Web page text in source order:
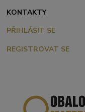
KONTAKTY
PŘIHLÁSIT SE
REGISTROVAT SE